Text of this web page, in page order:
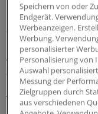
Wie funktioniert der
Praxis?
Am DKFZ
Zusammenarbeit
Beispiel dafür ist
Speichern von oder
Endgerät.
Werbeanzeigen.
Werbung.
personalisierter
Personalisierung von
Auswahl
Messung der
Zielgruppen durch
aus verschiedenen